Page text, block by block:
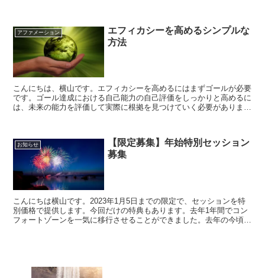
アファメーション
エフィカシーを高めるシンプルな
方法
こんにちは、横山です。エフィカシーを高めるにはまずゴールが必要
です。ゴール達成における自己能力の自己評価をしっかりと高めるに
は、未来の能力を評価して実際に根拠を見つけていく必要がありま
お知らせ
【限定募集】年始特別セッション
募集
こんにちは横山です。2023年1月5日までの限定で、セッションを特
別価格で提供します。今回だけの特典もあります。去年1年間でコン
フォートゾーンを一気に移行させることができました。去年の今頃は